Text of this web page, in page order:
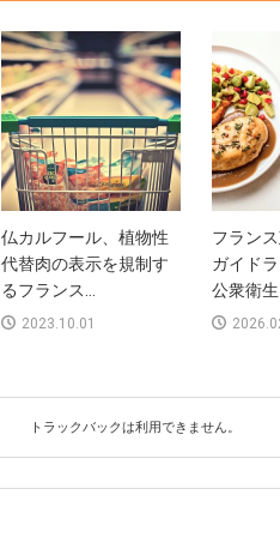
仏カルフール、植物性
代替肉の表示を規制す
るフランス...
2023.10.01
フラン
ガイド
公衆衛生
トラックバックは利用できません。